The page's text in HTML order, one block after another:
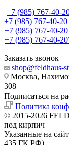
+7 (985) 767-40-
+7 (985) 767-40-20
+7 (985) 767-40-20
+7 (985) 767-40-20
Заказать звонок
shop@feldhaus-
Москва,
308
Подписаться на
Политика
© 2015-2026
под кирпич
Указанные на